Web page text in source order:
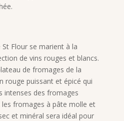
Flour se marient à la
de vins rouges et blancs.
de fromages de la
rouge puissant et épicé qui
intenses des fromages
les fromages à pâte molle et
et minéral sera idéal pour